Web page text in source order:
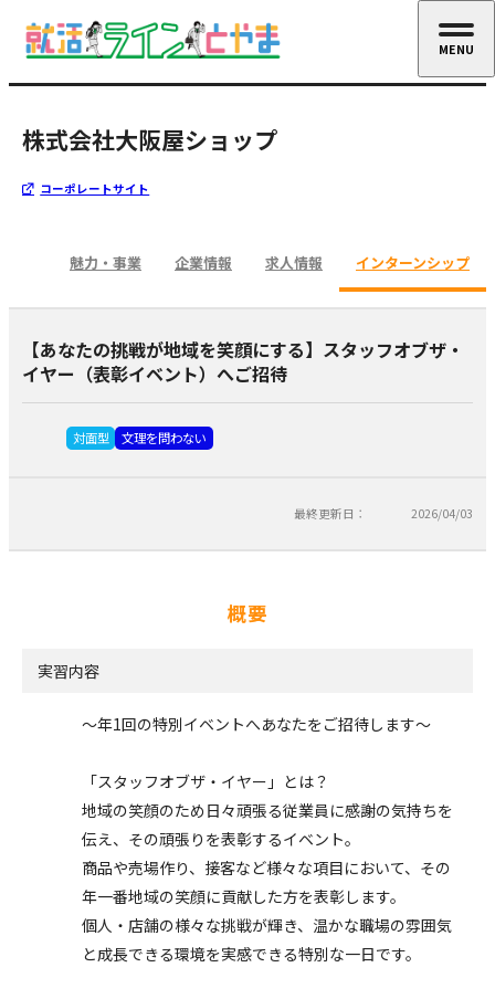
株式会社大阪屋ショップ
コーポレートサイト
魅力・事業 企業情報 求人情報 インターンシップ
【あなたの挑戦が地域を笑顔にする】スタッフオブザ・
イヤー（表彰イベント）へご招待
対面型 文理を問わない
最終更新日： 2026/04/03
概要
実習内容
～年1回の特別イベントへあなたをご招待します～
「スタッフオブザ・イヤー」とは？
地域の笑顔のため日々頑張る従業員に感謝の気持ちを
伝え、その頑張りを表彰するイベント。
商品や売場作り、接客など様々な項目において、その
年一番地域の笑顔に貢献した方を表彰します。
個人・店舗の様々な挑戦が輝き、温かな職場の雰囲気
と成長できる環境を実感できる特別な一日です。
MENU